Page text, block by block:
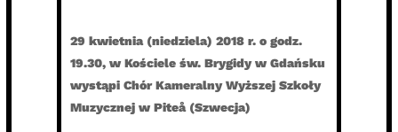
29 kwietnia (niedziela) 2018 r. o godz.
19.30, w Kościele św. Brygidy w Gdańsku
wystąpi Chór Kameralny Wyższej Szkoły
Muzycznej w Piteå (Szwecja)